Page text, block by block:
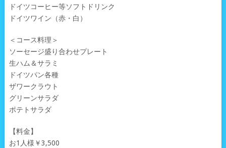
ドイツコーヒー等ソフトドリンク
ドイツワイン（赤・白）
＜コース料理＞
ソーセージ盛り合わせプレート
生ハム＆サラミ
ドイツパン各種
ザワークラウト
グリーンサラダ
ポテトサラダ
【料金】
お1人様￥3,500